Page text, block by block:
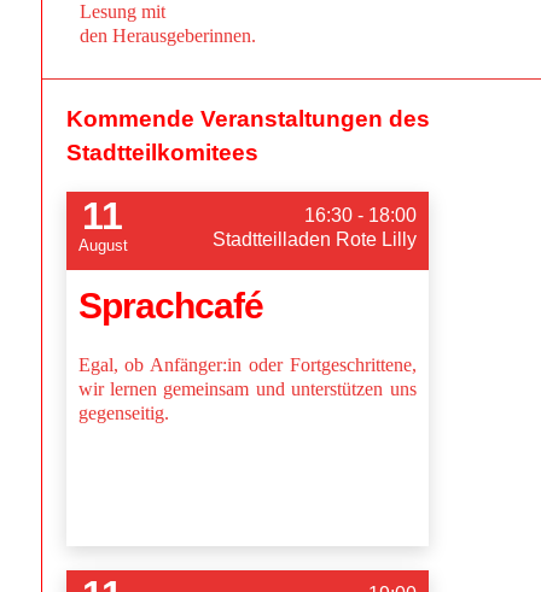
Lesung mit
den Herausgeberinnen.
Kommende Veranstaltungen des
Stadtteilkomitees
11
August
16:30 - 18:00
Stadtteilladen Rote Lilly
Sprachcafé
Egal, ob Anfänger:in oder Fortgeschrittene,
wir lernen gemeinsam und unterstützen uns
gegenseitig.